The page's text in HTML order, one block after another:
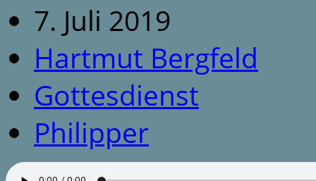
7. Juli 2019
Hartmut Bergfeld
Gottesdienst
Philipper